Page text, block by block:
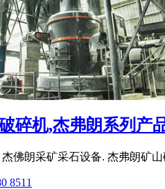
碎机,杰弗朗系列产
杰佛朗采矿采石设备. 杰弗朗矿
8511